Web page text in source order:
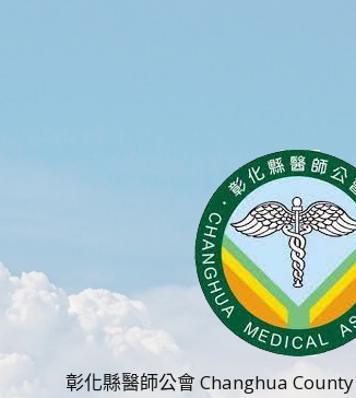
彰化縣醫師公會 Changhua